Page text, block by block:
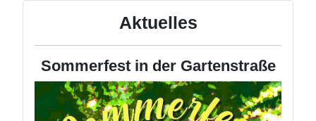
Aktuelles
Sommerfest in der Gartenstraße